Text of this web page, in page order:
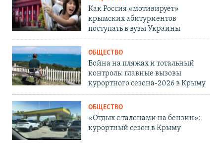
Как Россия «мотивирует»
крымских абитуриентов
поступать в вузы Украины
ОБЩЕСТВО
Война на пляжах и тотальный
контроль: главные вызовы
курортного сезона-2026 в Крыму
ОБЩЕСТВО
«Отдых с талонами на бензин»:
курортный сезон в Крыму